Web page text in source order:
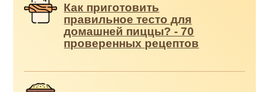
Как приготовить
правильное тесто для
домашней пиццы? - 70
проверенных рецептов